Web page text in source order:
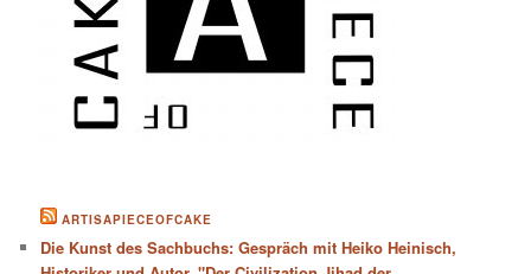
ARTISAPIECEOFCAKE
Die Kunst des Sachbuchs: Gespräch mit Heiko Heinisch,